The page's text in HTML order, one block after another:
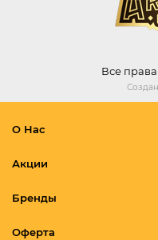
Все
О Нас
Акции
Бренды
Оферта